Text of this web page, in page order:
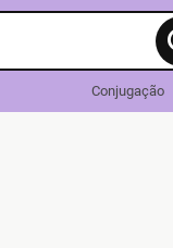
Conjugação